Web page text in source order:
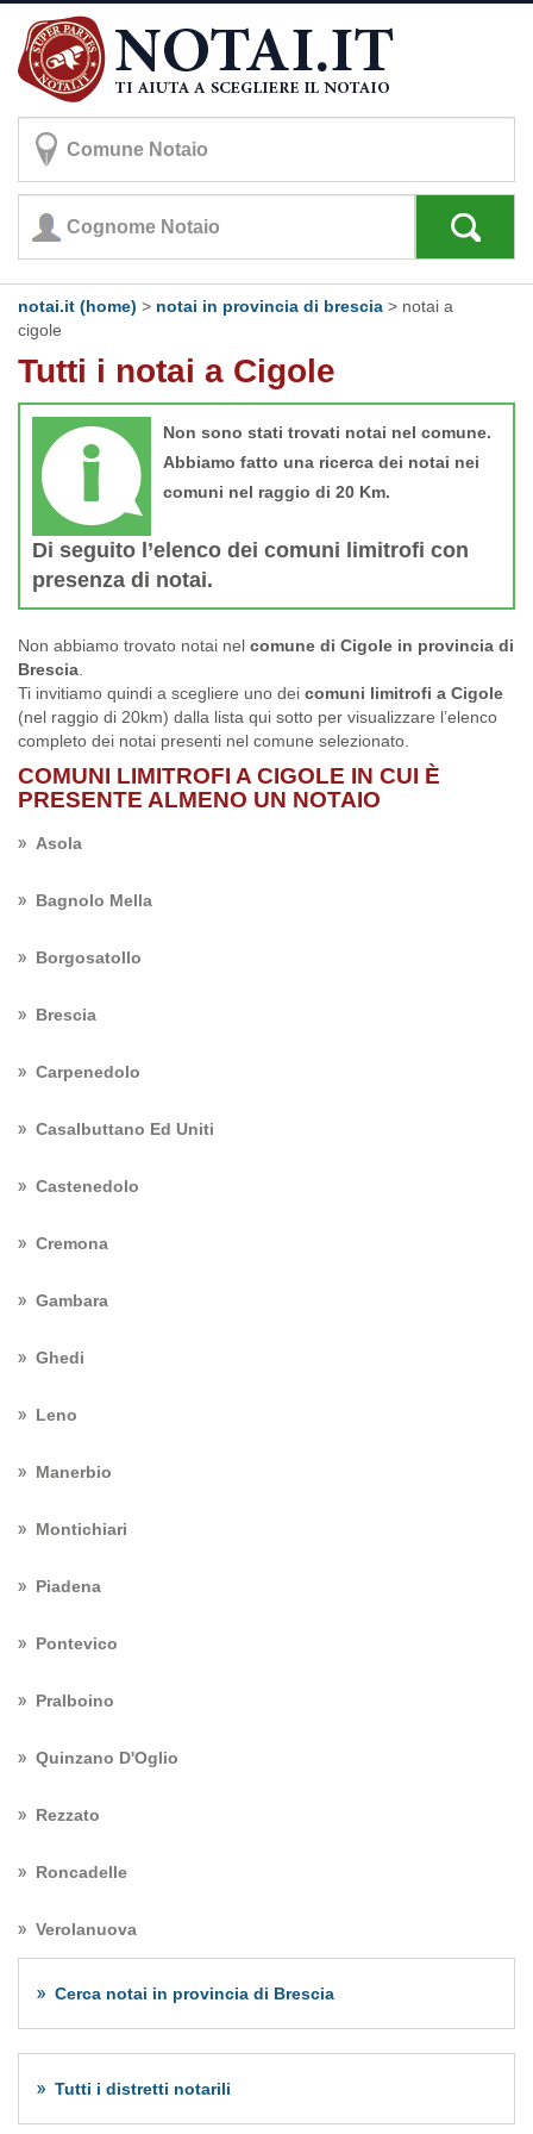
notai.it (home) > notai in provincia di brescia > notai a
cigole
Tutti i notai a Cigole
Non sono stati trovati notai nel comune.
Abbiamo fatto una ricerca dei notai nei
comuni nel raggio di 20 Km.
Di seguito l’elenco dei comuni limitrofi con
presenza di notai.
Non abbiamo trovato notai nel comune di Cigole in provincia di
Brescia
Ti invitiamo quindi a scegliere uno dei comuni limitrofi a Cigole
(nel raggio di 20km) dalla lista qui sotto per visualizzare l’elenco
completo dei notai presenti nel comune selezionato.
COMUNI LIMITROFI A CIGOLE IN CUI È
PRESENTE ALMENO UN NOTAIO
Asola
Bagnolo Mella
Borgosatollo
Brescia
Carpenedolo
Casalbuttano Ed Uniti
Castenedolo
Cremona
Gambara
Ghedi
Leno
Manerbio
Montichiari
Piadena
Pontevico
Pralboino
Quinzano D'Oglio
Rezzato
Roncadelle
Verolanuova
Cerca notai in provincia di Brescia
Tutti i distretti notarili